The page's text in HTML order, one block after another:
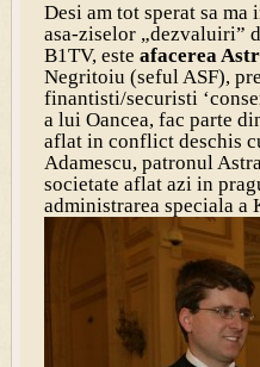
Desi am tot sperat sa ma
asa-ziselor „dezvaluiri”
B1TV, este afacerea
Negritoiu (seful ASF),
finantisti/securisti
a lui Oancea, fac parte
aflat in conflict deschis
Adamescu, patronul
societate aflat azi in
administrarea speciala a